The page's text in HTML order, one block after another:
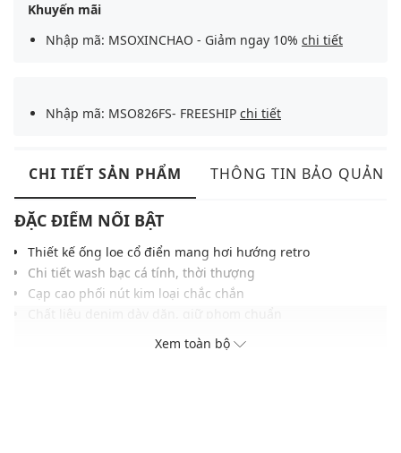
Khuyến mãi
Nhập mã: MSOXINCHAO - Giảm ngay 10% chi tiết
Nhập mã: MSO826FS- FREESHIP chi tiết
CHI TIẾT SẢN PHẨM THÔNG TIN BẢO QUẢN
ĐẶC ĐIỂM NỔI BẬT
Thiết kế ống loe cổ điển mang hơi hướng retro
Chi tiết wash bạc cá tính, thời thượng
Cạp cao phối nút kim loại chắc chắn
Dễ phối cùng giày boots hoặc sneakers
Xem toàn bộ